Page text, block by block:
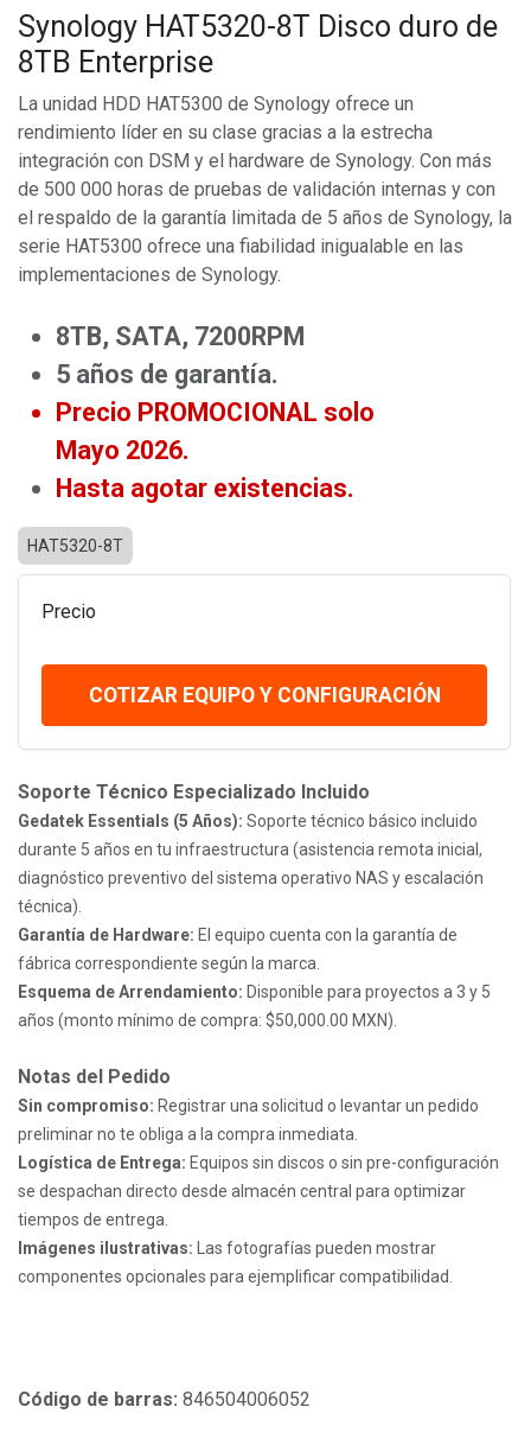
Synology HAT5320-8T Disco duro de
8TB Enterprise
La unidad HDD HAT5300 de Synology ofrece un
rendimiento líder en su clase gracias a la estrecha
integración con DSM y el hardware de Synology. Con más
de 500 000 horas de pruebas de validación internas y con
el respaldo de la garantía limitada de 5 años de Synology, la
serie HAT5300 ofrece una fiabilidad inigualable en las
implementaciones de Synology.
8TB, SATA, 7200RPM
5 años de garantía.
Precio PROMOCIONAL solo
Mayo 2026.
Hasta agotar existencias.
HAT5320-8T
Precio
COTIZAR EQUIPO Y CONFIGURACIÓN
Soporte Técnico Especializado Incluido
Gedatek Essentials (5 Años): Soporte técnico básico incluido
durante 5 años en tu infraestructura (asistencia remota inicial,
diagnóstico preventivo del sistema operativo NAS y escalación
técnica).
Garantía de Hardware: El equipo cuenta con la garantía de
fábrica correspondiente según la marca.
Esquema de Arrendamiento: Disponible para proyectos a 3 y 5
años (monto mínimo de compra: $50,000.00 MXN).
Notas del Pedido
Sin compromiso: Registrar una solicitud o levantar un pedido
preliminar no te obliga a la compra inmediata.
Logística de Entrega: Equipos sin discos o sin pre-configuración
se despachan directo desde almacén central para optimizar
tiempos de entrega.
Imágenes ilustrativas: Las fotografías pueden mostrar
componentes opcionales para ejemplificar compatibilidad.
Código de barras: 846504006052